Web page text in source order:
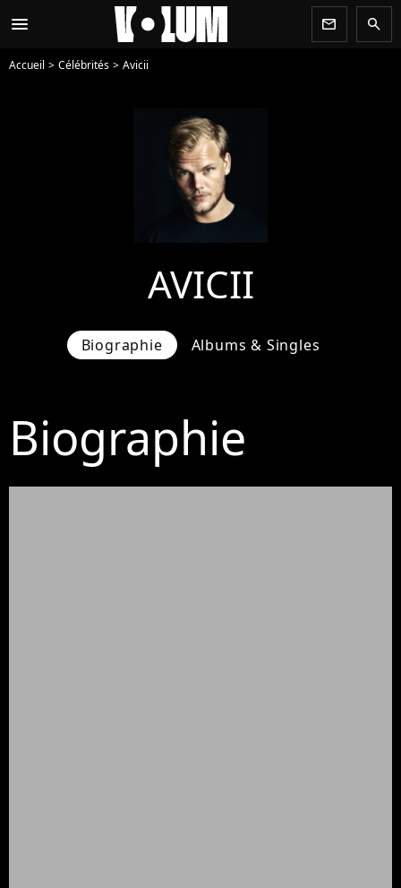
menu newsletter search
Accueil Célébrités Avicii
AVICII
Biographie Albums & Singles
Biographie